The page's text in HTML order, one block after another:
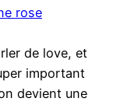
rose
de love, et
important
devient une